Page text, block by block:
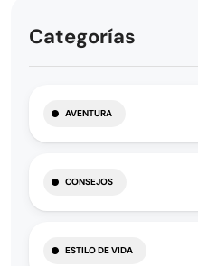
Categorías
AVENTURA
CONSEJOS
ESTILO DE VIDA